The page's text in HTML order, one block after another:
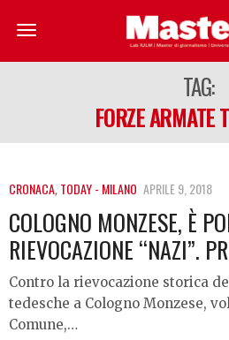
TAG:
FORZE ARMATE
CRONACA,TODAY - MILANO APRILE 9, 2018
COLOGNO MONZESE, È
RIEVOCAZIONE “NAZI”.
Contro la rievocazione storica
tedesche a Cologno Monzese,
Comune,…